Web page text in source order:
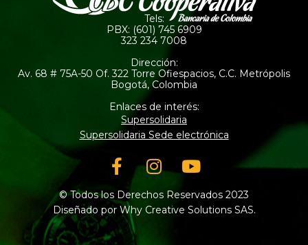
Tels:
PBX: (601) 745 6909
323 234 7008
Dirección:
Av. 68 # 75A-50 Of. 322 Torre Ofiespacios, C.C. Metrópolis
Bogotá, Colombia
Enlaces de interés:
Supersolidaria
Supersolidaria Sede electrónica
Facebook-
f
Instagram
Youtube
© Todos los Derechos Reservados 2023
Diseñado por Why Creative Solutions SAS.